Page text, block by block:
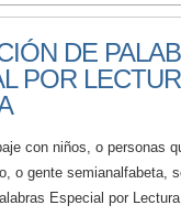
DE
POR
con niños, o personas
o gente semianalfabeta,
Especial por